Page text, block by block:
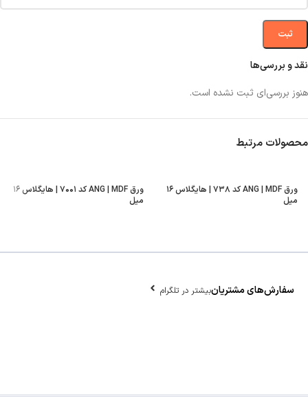
نقد و بررسی‌ها
هنوز بررسی‌ای ثبت نشده است.
محصولات مرتبط
ورق ANG | MDF کد ۷۳۸ | هایگلاس ۱۶
میل
ورق ANG | MDF کد ۷۰۰۱ | هایگلاس ۱۶
میل
سفارش‌های مشتریانبیشتر در تلگرام